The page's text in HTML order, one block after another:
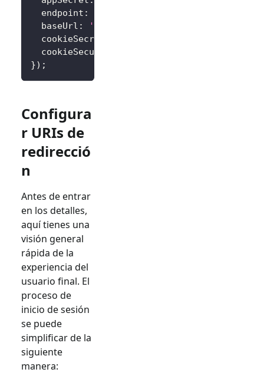
  endpoint
:
  baseUrl
: 'http://localhost:3000'
  cookieSecret
  cookieSecure
}) ;
Configura
r URIs de
redirecció
n
Antes de entrar
en los detalles,
aquí tienes una
visión general
rápida de la
experiencia del
usuario final. El
proceso de
inicio de sesión
se puede
simplificar de la
siguiente
manera: